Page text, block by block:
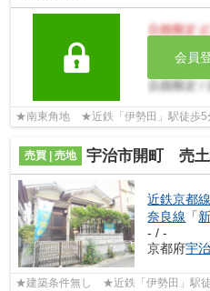
会員
★南東角地 ★近鉄「伊勢田」駅徒歩
売買 | 売地 宇治市開町 売
近鉄京都線
奈良線 「
- / -
京都府宇
★建築条件無し ★近鉄「伊勢田」駅